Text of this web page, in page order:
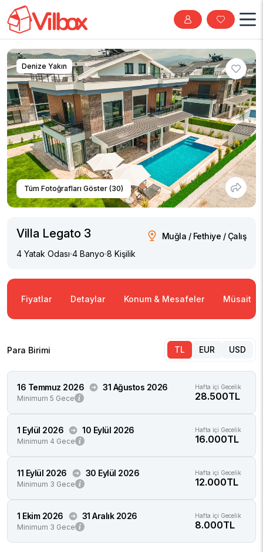
Tüm Fotoğrafları Göster (30)
Denize Yakın
Villa Legato 3
Muğla / Fethiye / Çalış
4 Yatak Odası 4 Banyo 8 Kişilik
Fiyatlar Detaylar Konum & Mesafeler Müsaitlik
Para Birimi TL EUR USD
16 Temmuz 2026 31 Ağustos 2026
Minimum 5 Gece
Hafta içi Gecelik
28.500TL
1 Eylül 2026 10 Eylül 2026
Minimum 4 Gece
Hafta içi Gecelik
16.000TL
11 Eylül 2026 30 Eylül 2026
Minimum 3 Gece
Hafta içi Gecelik
12.000TL
1 Ekim 2026 31 Aralık 2026
Minimum 3 Gece
Hafta içi Gecelik
8.000TL